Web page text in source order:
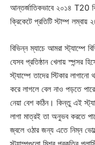
আন্তর্জাতিকভাবে ২০১৪ T20
ক্রিকেটে প্রতিটি স্টাম্প
বিভিন্ন ম্যাচে আমরা স্ট্যাম্পে
যেসব প্রতিষ্ঠান খেলায় স্পন্সর
স্ট্যাম্পে তাদের স্টিকার
করে লাগলে বেল নাও পড়তে
নেয়া বেশ কঠিন। কিন্তু এই
লাগা মাত্রই তা অনুভব করতে
জ্বলে ওঠার জন্য এতে নিম্ন